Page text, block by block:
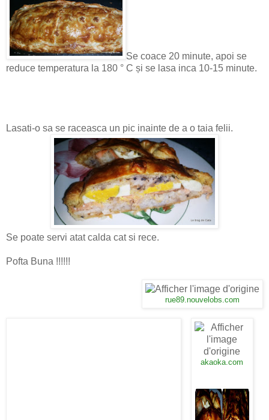
Se coace 20 minute, apoi se
reduce temperatura la 180 ° C și se lasa inca 10-15 minute.
Lasati-o sa se raceasca un pic inainte de a o taia felii.
Se poate servi atat calda cat si rece.
Pofta Buna !!!!!!
rue89.nouvelobs.com
akaoka.com